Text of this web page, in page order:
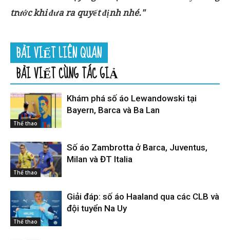
trước khi đưa ra quyết định nhé."
BÀI VIẾT LIÊN QUAN
BÀI VIẾT CÙNG TÁC GIẢ
Thể thao
Khám phá số áo Lewandowski tại
Bayern, Barca và Ba Lan
Thể thao
Số áo Zambrotta ở Barca, Juventus,
Milan và ĐT Italia
Thể thao
Giải đáp: số áo Haaland qua các CLB và
đội tuyển Na Uy